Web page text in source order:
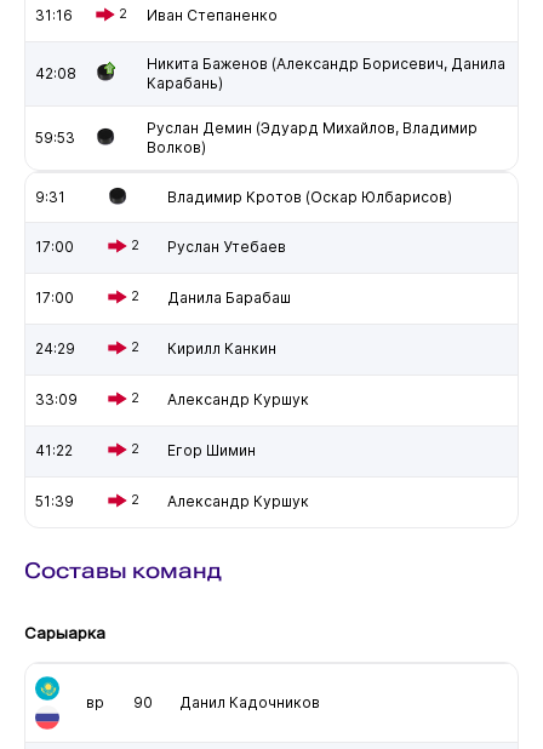
31:16 2 Иван Степаненко
42:08
Никита Баженов (Александр Борисевич, Данила
Карабань)
59:53
Руслан Демин (Эдуард Михайлов, Владимир
Волков)
9:31 Владимир Кротов (Оскар Юлбарисов)
17:00 2 Руслан Утебаев
17:00 2 Данила Барабаш
24:29 2 Кирилл Канкин
33:09 2 Александр Куршук
41:22 2 Егор Шимин
51:39 2 Александр Куршук
Составы команд
Сарыарка
вр 90 Данил Кадочников